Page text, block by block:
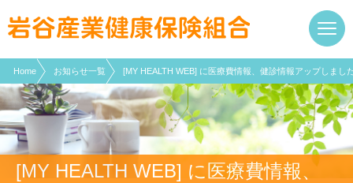
Home お知らせ一覧 [MY HEALTH WEB] に医療費情報、健診情報アップしまし
[MY HEALTH WEB] に医療費情報、